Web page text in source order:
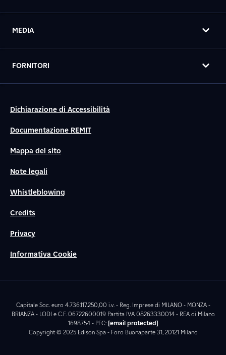
MEDIA
FORNITORI
Dichiarazione di Accessibilità
Documentazione REMIT
Mappa del sito
Note legali
Whistleblowing
Credits
Privacy
Informativa Cookie
Capitale Soc. euro 4.736.117.250,00 i.v. - Reg. Imprese di MILANO - MONZA -
BRIANZA - LODI e C.F. 06722600019 Partita IVA 08263330014 - REA di Milano
1698754 - PEC: [email protected]
Copyright © 2025 Edison Spa - Foro Buonaparte 31, 20121 Milano